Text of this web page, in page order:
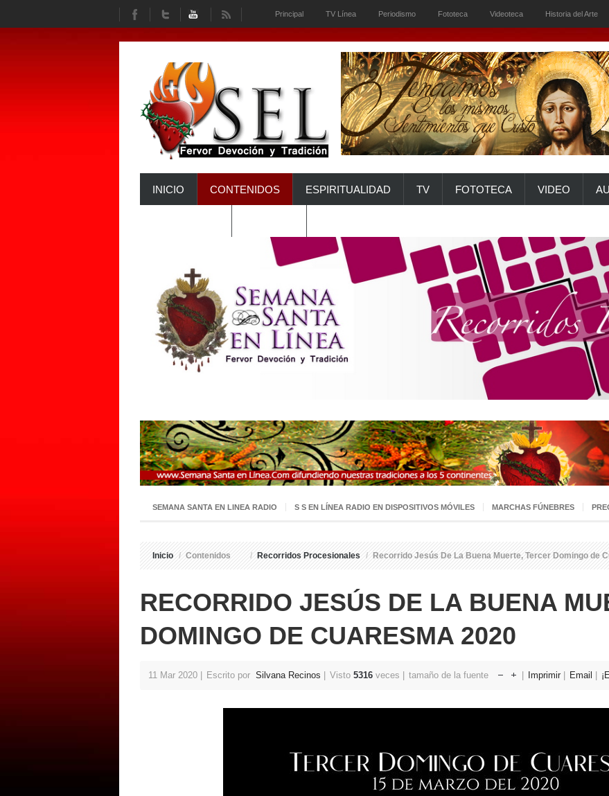
INICIO CONTENIDOS ESPIRITUALIDAD TV FOTOTECA VIDEO
SEMANA SANTA EN LINEA RADIO S S EN LÍNEA RADIO EN DISPOSITIVOS MÓVILES MARCHAS FÚNEBRES
Inicio / Contenidos / Recorridos Procesionales / Recorrido Jesús De La Buena Muerte, Tercer Domingo de
RECORRIDO JESÚS DE LA BUENA
DOMINGO DE CUARESMA 2020
11 Mar 2020 Escrito por Silvana Recinos Visto 5316 veces tamaño de la fuente Imprimir Email
Principal TV Línea Periodismo Fototeca Videoteca Historia del Arte